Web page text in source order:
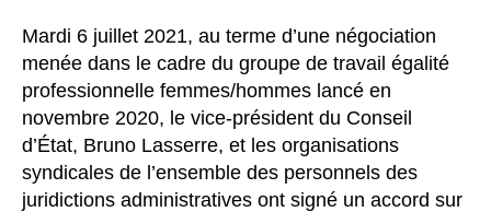
Mardi 6 juillet 2021, au terme d’une négociation
menée dans le cadre du groupe de travail égalité
professionnelle femmes/hommes lancé en
novembre 2020, le vice-président du Conseil
d’État, Bruno Lasserre, et les organisations
syndicales de l’ensemble des personnels des
juridictions administratives ont signé un accord sur